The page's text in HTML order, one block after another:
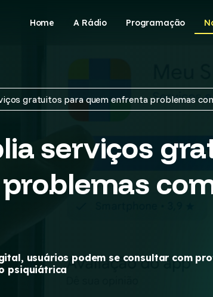
Home A Rádio Programação
gratuitos para quem enfrenta problemas
serviços
usuários podem se consultar com
psiquiátrica